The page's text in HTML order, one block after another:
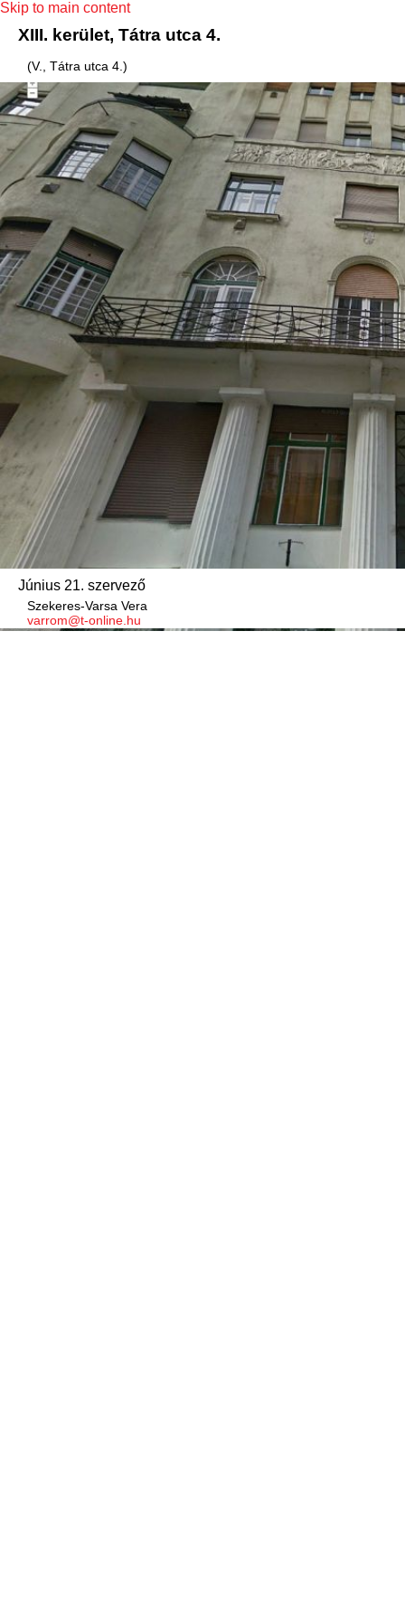
Skip to main content
XIII. kerület, Tátra utca 4.
(V., Tátra utca 4.)
Június 21. szervező
Szekeres-Varsa Vera
varrom@t-online.hu